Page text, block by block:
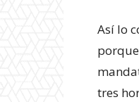
Así lo
tres